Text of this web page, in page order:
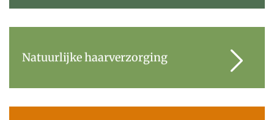
Natuurlijke haarverzorging